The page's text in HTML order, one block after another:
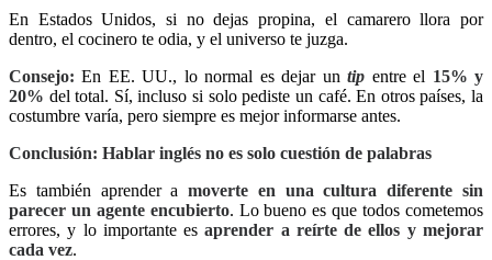
En Estados Unidos, si no dejas propina, el camarero llora por
dentro, el cocinero te odia, y el universo te juzga.
Consejo: En EE. UU., lo normal es dejar untip entre el 15% y
20% del total. Sí, incluso si solo pediste un café. En otros países, la
costumbre varía, pero siempre es mejor informarse antes.
Conclusión: Hablar inglés no es solo cuestión de palabras
Es también aprender amoverte en una cultura diferente sin
parecer un agente encubierto. Lo bueno es que todos cometemos
errores, y lo importante esaprender a reírte de ellos y mejorar
cada vez.